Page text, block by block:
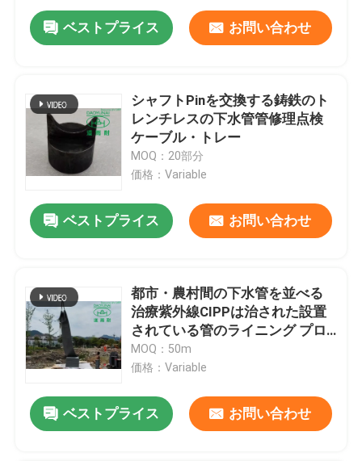
ベストプライス お問い合わせ
シャフトPinを交換する鋳鉄のト
レンチレスの下水管管修理点検
ケーブル・トレー
MOQ：20部分
価格：Variable
ベストプライス お問い合わせ
都市・農村間の下水管を並べる
治療紫外線CIPPは治された設置
されている管のライニング プロ
セスを修理する
MOQ：50m
価格：Variable
ベストプライス お問い合わせ